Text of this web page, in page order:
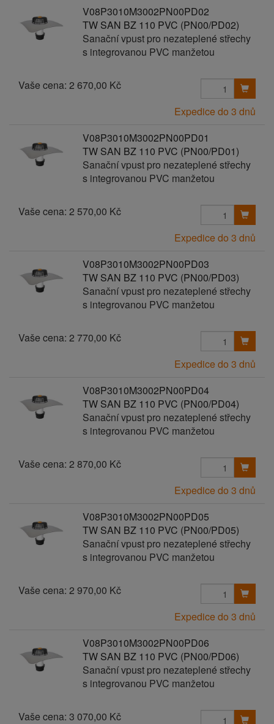
V08P3010M3002PN00PD02
TW SAN BZ 110 PVC (PN00/PD02)
Sanační vpust pro nezateplené střechy
s integrovanou PVC manžetou
Vaše cena: 2 670,00 Kč
Expedice do 3 dnů
V08P3010M3002PN00PD01
TW SAN BZ 110 PVC (PN00/PD01)
Sanační vpust pro nezateplené střechy
s integrovanou PVC manžetou
Vaše cena: 2 570,00 Kč
Expedice do 3 dnů
V08P3010M3002PN00PD03
TW SAN BZ 110 PVC (PN00/PD03)
Sanační vpust pro nezateplené střechy
s integrovanou PVC manžetou
Vaše cena: 2 770,00 Kč
Expedice do 3 dnů
V08P3010M3002PN00PD04
TW SAN BZ 110 PVC (PN00/PD04)
Sanační vpust pro nezateplené střechy
s integrovanou PVC manžetou
Vaše cena: 2 870,00 Kč
Expedice do 3 dnů
V08P3010M3002PN00PD05
TW SAN BZ 110 PVC (PN00/PD05)
Sanační vpust pro nezateplené střechy
s integrovanou PVC manžetou
Vaše cena: 2 970,00 Kč
Expedice do 3 dnů
V08P3010M3002PN00PD06
TW SAN BZ 110 PVC (PN00/PD06)
Sanační vpust pro nezateplené střechy
s integrovanou PVC manžetou
Vaše cena: 3 070,00 Kč